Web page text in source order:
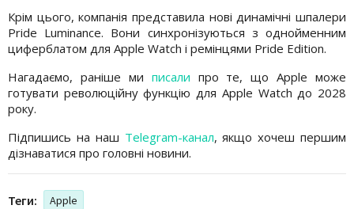
Крім цього, компанія представила нові динамічні шпалери
Pride Luminance. Вони синхронізуються з однойменним
циферблатом для Apple Watch і ремінцями Pride Edition.
Нагадаємо, раніше ми писали про те, що Apple може
готувати революційну функцію для Apple Watch до 2028
року.
Підпишись на наш Telegram-канал, якщо хочеш першим
дізнаватися про головні новини.
Теги: Apple